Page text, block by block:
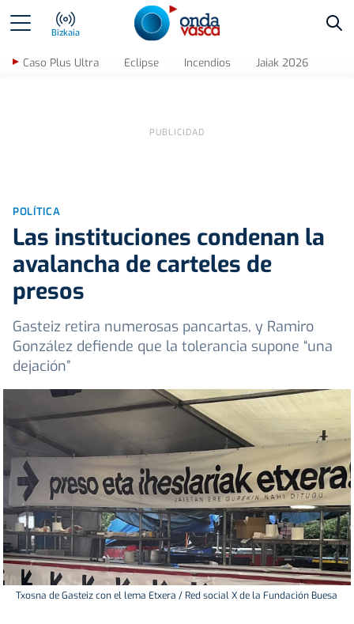
Bizkaia
Caso Plus Ultra Eclipse Incendios Jaiak 2026
POLÍTICA
Las instituciones condenan la
avalancha de carteles de
presos
Gasteiz retira numerosas pancartas, y Ramiro
González defiende que la tolerancia supone “una
dejación”
Txosna de Gasteiz con el lema Etxera / Red social X de la Fundación Buesa